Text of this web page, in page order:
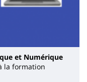
et Numérique
la formation